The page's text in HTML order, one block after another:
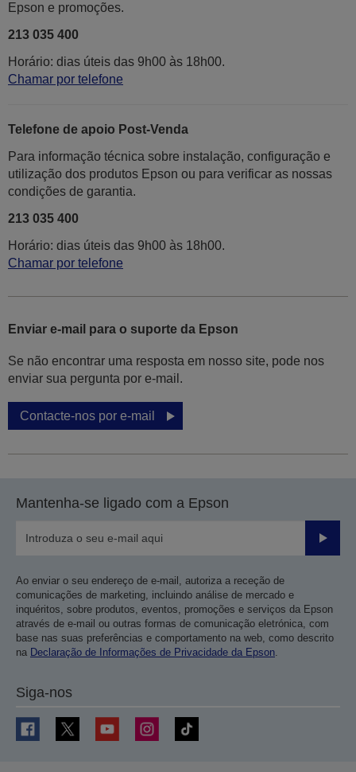
Epson e promoções.
213 035 400
Horário: dias úteis das 9h00 às 18h00.
Chamar por telefone
Telefone de apoio Post-Venda
Para informação técnica sobre instalação, configuração e
utilização dos produtos Epson ou para verificar as nossas
condições de garantia.
213 035 400
Horário: dias úteis das 9h00 às 18h00.
Chamar por telefone
Enviar e-mail para o suporte da Epson
Se não encontrar uma resposta em nosso site, pode nos
enviar sua pergunta por e-mail.
Contacte-nos por e-mail
Mantenha-se ligado com a Epson
Enviar
Ao enviar o seu endereço de e-mail, autoriza a receção de
comunicações de marketing, incluindo análise de mercado e
inquéritos, sobre produtos, eventos, promoções e serviços da Epson
através de e-mail ou outras formas de comunicação eletrónica, com
base nas suas preferências e comportamento na web, como descrito
na Declaração de Informações de Privacidade da Epson.
Siga-nos